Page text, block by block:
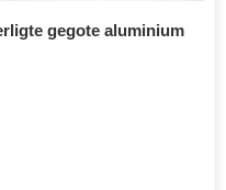
gegote aluminium